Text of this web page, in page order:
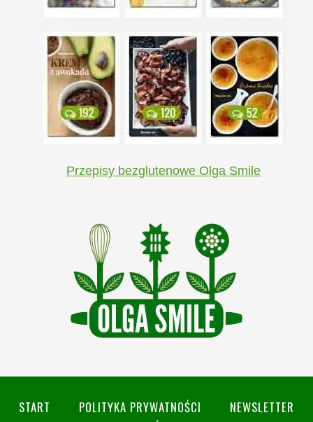
Przepisy bezglutenowe Olga Smile
START POLITYKA PRYWATNOŚCI
NEWSLETTER